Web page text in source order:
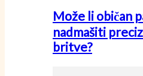
Može li običan
nadmašiti
britve?